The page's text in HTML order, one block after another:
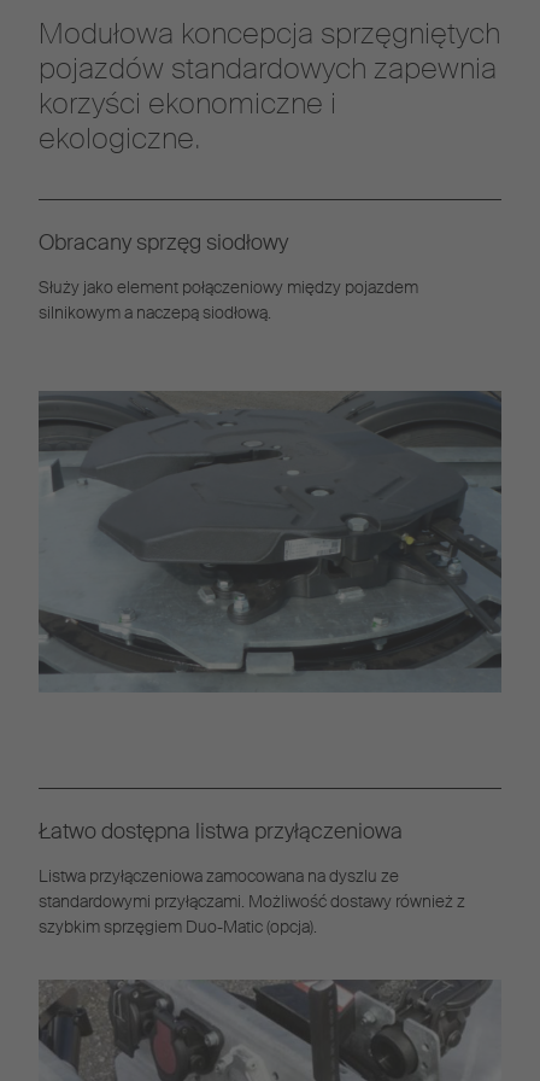
Modułowa koncepcja sprzęgniętych
pojazdów standardowych zapewnia
korzyści ekonomiczne i
ekologiczne.
Obracany sprzęg siodłowy
Służy jako element połączeniowy między pojazdem
silnikowym a naczepą siodłową.
Łatwo dostępna listwa przyłączeniowa
Listwa przyłączeniowa zamocowana na dyszlu ze
standardowymi przyłączami. Możliwość dostawy również z
szybkim sprzęgiem Duo-Matic (opcja).